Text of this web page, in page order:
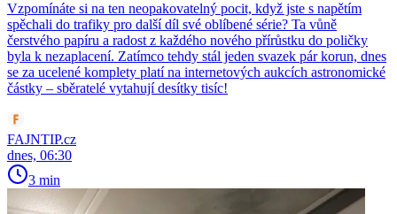
Vzpomínáte si na ten neopakovatelný pocit, když jste s napětím
spěchali do trafiky pro další díl své oblíbené série? Ta vůně
čerstvého papíru a radost z každého nového přírůstku do poličky
byla k nezaplacení. Zatímco tehdy stál jeden svazek pár korun, dnes
se za ucelené komplety platí na internetových aukcích astronomické
částky – sběratelé vytahují desítky tisíc!
FAJNTIP.cz
dnes, 06:30
3 min